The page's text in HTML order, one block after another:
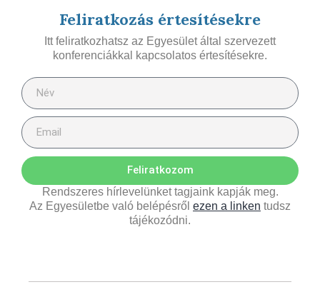
Feliratkozás értesítésekre
Itt feliratkozhatsz az Egyesület által szervezett
konferenciákkal kapcsolatos értesítésekre.
Feliratkozom
Rendszeres hírlevelünket tagjaink kapják meg.
Az Egyesületbe való belépésről ezen a linken tudsz
tájékozódni.